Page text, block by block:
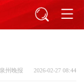
泉州晚报 2026-02-27 08:44